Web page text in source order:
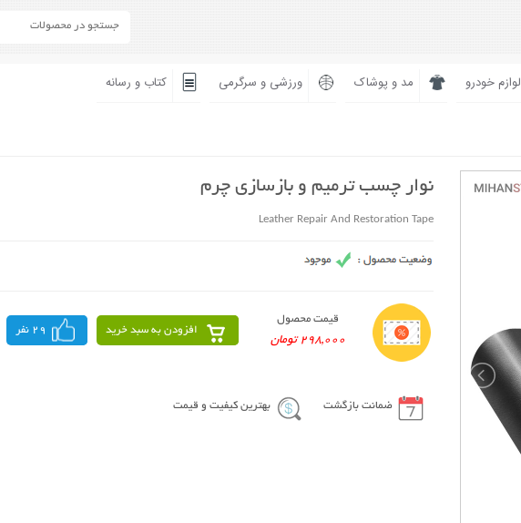
لوازم خودرو مد و پوشاک ورزشی و سرگرمی کتاب و رسانه
نوار چسب ترمیم و بازسازی چرم
Leather Repair And Restoration Tape
قیمت محصول
298,000 تومان
افزودن به سبد خرید 29 نفر
ضمانت بازگشت بهترین کیفیت و قیمت